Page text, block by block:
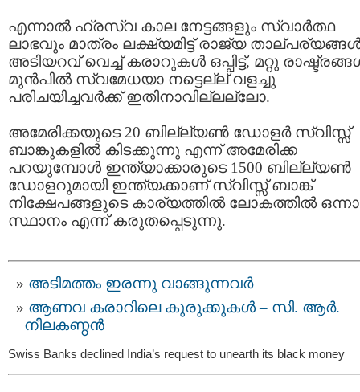
എന്നാല്‍ ഹ്രസ്വ കാല നേട്ടങ്ങളും സ്വാര്‍ത്ഥ
ലാഭവും മാത്രം ലക്ഷ്യമിട്ട് രാജ്യ
അടിയറവ് വെച്ച് കരാറുകള്‍ ഒപ്പിട്ട്, മറ്റു
മുന്‍പില്‍ സ്വമേധയാ നട്ടെല്ല് വളച്ചു
പരിചയിച്ചവര്‍ക്ക് ഇതിനാവില്ലല്ലോ.
അമേരിക്കയുടെ 20 ബില്ല്യണ്‍ ഡോളര്‍ സ്വിസ്സ്
ബാങ്കുകളില്‍ കിടക്കുന്നു എന്ന് അമേരിക്ക
പറയുമ്പോള്‍ ഇന്ത്യാക്കാരുടെ 1500 ബില്ല്യണ്‍
ഡോളറുമായി ഇന്ത്യക്കാണ് സ്വിസ്സ് ബാങ്ക്
നിക്ഷേപങ്ങളുടെ കാര്യത്തില്‍ ലോകത്തില്‍
സ്ഥാനം എന്ന് കരുതപ്പെടുന്നു.
അടിമത്തം ഇരന്നു വാങ്ങുന്നവര്‍
ആണവ കരാറിലെ കുരുക്കുകള്‍ – സി. ആര്‍.
നീലകണ്ഠന്‍
Swiss Banks declined India’s request to unearth its black money